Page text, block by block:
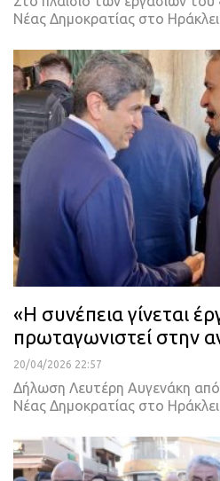
Νέας Δημοκρατίας στο
«Η συνέπεια γίνεται
πρωταγωνιστεί στην
20/04/2026 22:57
Δήλωση Λευτέρη Αυγενάκη
Νέας Δημοκρατίας στο